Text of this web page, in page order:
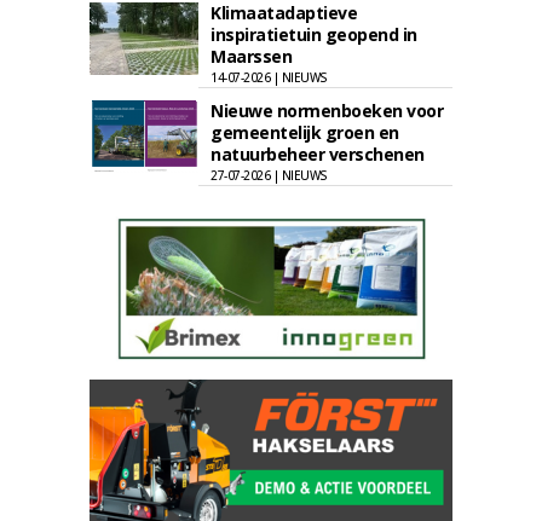
Klimaatadaptieve
inspiratietuin geopend in
Maarssen
14-07-2026 | NIEUWS
Nieuwe normenboeken voor
gemeentelijk groen en
natuurbeheer verschenen
27-07-2026 | NIEUWS